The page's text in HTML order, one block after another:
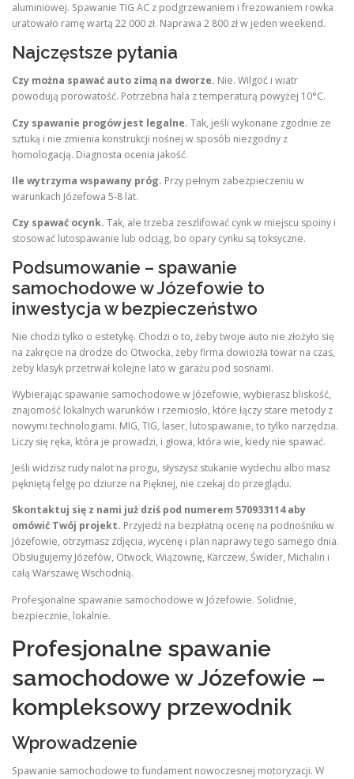
aluminiowej. Spawanie TIG AC z podgrzewaniem i frezowaniem rowka
uratowało ramę wartą 22 000 zł. Naprawa 2 800 zł w jeden weekend.
Najczęstsze pytania
Czy można spawać auto zimą na dworze. Nie. Wilgoć i wiatr
powodują porowatość. Potrzebna hala z temperaturą powyżej 10°C.
Czy spawanie progów jest legalne. Tak, jeśli wykonane zgodnie ze
sztuką i nie zmienia konstrukcji nośnej w sposób niezgodny z
homologacją. Diagnosta ocenia jakość.
Ile wytrzyma wspawany próg. Przy pełnym zabezpieczeniu w
warunkach Józefowa 5-8 lat.
Czy spawać ocynk. Tak, ale trzeba zeszlifować cynk w miejscu spoiny i
stosować lutospawanie lub odciąg, bo opary cynku są toksyczne.
Podsumowanie – spawanie
samochodowe w Józefowie to
inwestycja w bezpieczeństwo
Nie chodzi tylko o estetykę. Chodzi o to, żeby twoje auto nie złożyło się
na zakręcie na drodze do Otwocka, żeby firma dowiozła towar na czas,
żeby klasyk przetrwał kolejne lato w garażu pod sosnami.
Wybierając spawanie samochodowe w Józefowie, wybierasz bliskość,
znajomość lokalnych warunków i rzemiosło, które łączy stare metody z
nowymi technologiami. MIG, TIG, laser, lutospawanie, to tylko narzędzia.
Liczy się ręka, która je prowadzi, i głowa, która wie, kiedy nie spawać.
Jeśli widzisz rudy nalot na progu, słyszysz stukanie wydechu albo masz
pękniętą felgę po dziurze na Pięknej, nie czekaj do przeglądu.
Skontaktuj się z nami już dziś pod numerem 570933114 aby
omówić Twój projekt. Przyjedź na bezpłatną ocenę na podnośniku w
Józefowie, otrzymasz zdjęcia, wycenę i plan naprawy tego samego dnia.
Obsługujemy Józefów, Otwock, Wiązownę, Karczew, Świder, Michalin i
całą Warszawę Wschodnią.
Profesjonalne spawanie samochodowe w Józefowie. Solidnie,
bezpiecznie, lokalnie.
Profesjonalne spawanie
samochodowe w Józefowie –
kompleksowy przewodnik
Wprowadzenie
Spawanie samochodowe to fundament nowoczesnej motoryzacji. W